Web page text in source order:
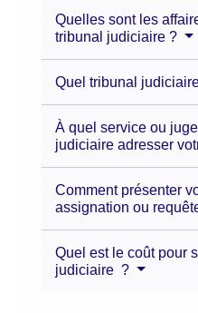
Quelles sont les
tribunal judiciaire ?
Quel tribunal
À quel service ou
judiciaire adresser
Comment présenter
assignation ou
Quel est le coût pour
judiciaire ?